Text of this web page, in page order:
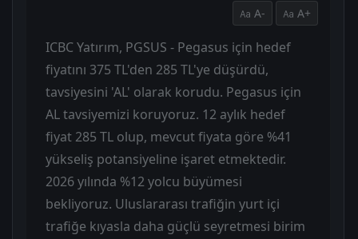
A- A+
ICBC Yatırım, PGSUS - Pegasus için hedef
fiyatını 375 TL'den 285 TL'ye düşürdü,
tavsiyesini 'AL' olarak korudu. Pegasus için
AL tavsiyemizi koruyoruz. 12 aylık hedef
fiyat 285 TL olup, mevcut fiyata göre %41
yükseliş potansiyeline işaret etmektedir.
2026 yılında %12 yolcu büyümesi
bekliyoruz. Uluslararası trafiğin yurt içi
trafiğe kıyasla daha güçlü seyretmesi birim